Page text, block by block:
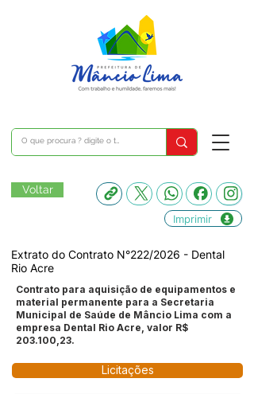
Voltar
Imprimir
Extrato do Contrato N°222/2026 - Dental
Rio Acre
Contrato para aquisição de equipamentos e
material permanente para a Secretaria
Municipal de Saúde de Mâncio Lima com a
empresa Dental Rio Acre, valor R$
203.100,23.
Licitações